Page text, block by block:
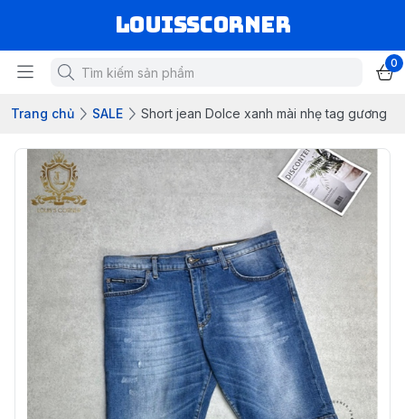
louisscorner
0
Trang chủ SALE Short jean Dolce xanh mài nhẹ tag gương